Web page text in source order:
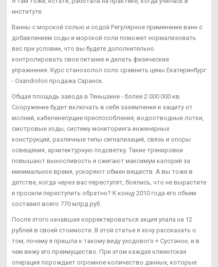
институте.
Ванны с морской солью и содой Регулярное применение ванн с
добавлением соды и морской соли поможет нормализовать
вес при условии, что вы будете дополнительно
контролировать свое питание и делать физические
упражнения. Курс станозолол соло сравнить цены Екатеринбург
- Oxandrolon продажа Саранск.
Общая площадь завода в Тяньцзине - более 2 000 000 кв.
Сооружение будет включать в себя заземление и защиту от
молний, кабеленесущие приспособления, водоотводные лотки,
смотровые ходы, систему мониторинга инженерных
конструкций, различные типы сигнализаций, связь и опоры
освещения, архитектурную подсветку. Такие тренировки
повышают выносливость и сжигают максимум калорий за
минимальное время, ускоряют обмен веществ. А вы тоже в
детстве, когда через вас переступят, боялись, что не вырастите
и просили переступить обратно? К концу 2010 года его объем
составил всего 770 млрд руб.
После этого начавшая корректироваться акция упала на 12
рублей в своей стоимости. В этой статье я хочу рассказать о
том, почему я пришла к такому виду уходового + Сустанон, и в
чем вижу его преимущество. При этом каждая клиентская
операция порождает огромное количество данных, которые